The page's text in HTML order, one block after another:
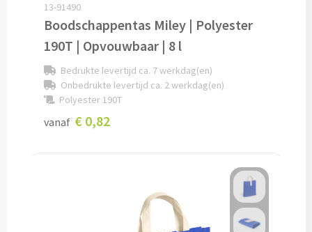
Technologie
Opladers
Powerbanks bedrukken
Solar powerbanks bedrukken
13-91490
Boodschappentas Miley | Polyester
190T | Opvouwbaar | 8 l
Bedrukte levertijd ca. 7 werkdag(en)
Onbedrukte levertijd ca. 2 werkdag(en)
Polyester 190T
vanaf € 0,82